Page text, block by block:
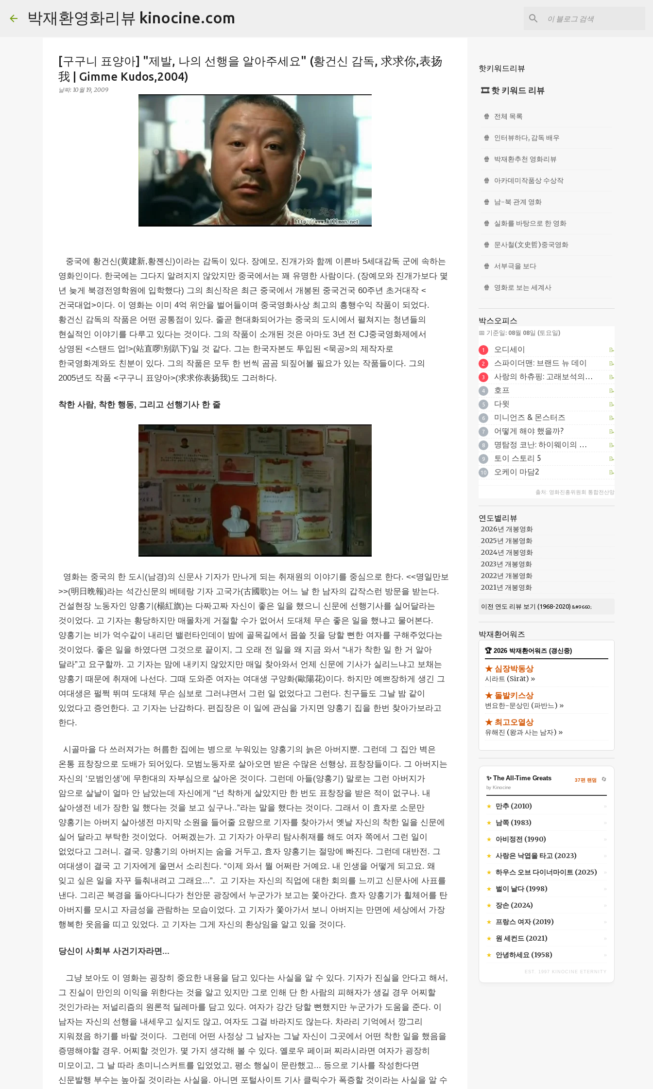
박재환영화리뷰 kinocine.com
[구구니 표양아] "제발, 나의 선행을 알아주세요" (황건신 감독, 求求你,表扬
我 | Gimme Kudos,2004)
날짜: 10월 19, 2009
중국에 황건신(黄建新,황졘신)이라는 감독이 있다. 장예모, 진개가와 함께 이른바 5세대감독 군에 속하는
영화인이다. 한국에는 그다지 알려지지 않았지만 중국에서는 꽤 유명한 사람이다. (장예모와 진개가보다 몇
년 늦게 북경전영학원에 입학했다) 그의 최신작은 최근 중국에서 개봉된 중국건국 60주년 초거대작 <
건국대업>이다. 이 영화는 이미 4억 위안을 벌어들이며 중국영화사상 최고의 흥행수익 작품이 되었다.
황건신 감독의 작품은 어떤 공통점이 있다. 줄곧 현대화되어가는 중국의 도시에서 펼쳐지는 청년들의
현실적인 이야기를 다루고 있다는 것이다. 그의 작품이 소개된 것은 아마도 3년 전 CJ중국영화제에서
상영된 <스탠드 업!>(站直啰!别趴下)일 것 같다. 그는 한국자본도 투입된 <묵공>의 제작자로
한국영화계와도 친분이 있다. 그의 작품은 모두 한 번씩 곰곰 되짚어볼 필요가 있는 작품들이다. 그의
2005년도 작품 <구구니 표양아>(求求你表扬我)도 그러하다.
착한 사람, 착한 행동, 그리고 선행기사 한 줄
영화는 중국의 한 도시(남경)의 신문사 기자가 만나게 되는 취재원의 이야기를 중심으로 한다. <<명일만보
>>(明日晩報)라는 석간신문의 베테랑 기자 고국가(古國歌)는 어느 날 한 남자의 갑작스런 방문을 받는다.
건설현장 노동자인 양홍기(楊紅旗)는 다짜고짜 자신이 좋은 일을 했으니 신문에 선행기사를 실어달라는
것이었다. 고 기자는 황당하지만 매몰차게 거절할 수가 없어서 도대체 무슨 좋은 일을 했냐고 물어본다.
양홍기는 비가 억수같이 내리던 밸런타인데이 밤에 골목길에서 몹쓸 짓을 당할 뻔한 여자를 구해주었다는
것이었다. 좋은 일을 하였다면 그것으로 끝이지, 그 오래 전 일을 왜 지금 와서 “내가 착한 일 한 거 알아
달라”고 요구할까. 고 기자는 맘에 내키지 않았지만 매일 찾아와서 언제 신문에 기사가 실리느냐고 보채는
양홍기 때문에 취재에 나선다. 그때 도와준 여자는 여대생 구양화(歐陽花)이다. 하지만 예쁘장하게 생긴 그
여대생은 펄쩍 뛰며 도대체 무슨 심보로 그러냐면서 그런 일 없었다고 그런다. 친구들도 그날 밤 같이
있었다고 증언한다. 고 기자는 난감하다. 편집장은 이 일에 관심을 가지면 양홍기 집을 한번 찾아가보라고
한다.
시골마을 다 쓰러져가는 허름한 집에는 병으로 누워있는 양홍기의 늙은 아버지뿐. 그런데 그 집안 벽은
온통 표창장으로 도배가 되어있다. 모범노동자로 살아오면 받은 수많은 선행상, 표창장들이다. 그 아버지는
자신의 ‘모범인생’에 무한대의 자부심으로 살아온 것이다. 그런데 아들(양홍기) 말로는 그런 아버지가
암으로 살날이 얼마 안 남았는데 자신에게 “넌 착하게 살았지만 한 번도 표창장을 받은 적이 없구나. 내
살아생전 네가 장한 일 했다는 것을 보고 싶구나..”라는 말을 했다는 것이다. 그래서 이 효자로 소문만
양홍기는 아버지 살아생전 마지막 소원을 들어줄 요량으로 기자를 찾아가서 옛날 자신의 착한 일을 신문에
실어 달라고 부탁한 것이었다. 어쩌겠는가. 고 기자가 아무리 탐사취재를 해도 여자 쪽에서 그런 일이
없었다고 그러니. 결국. 양홍기의 아버지는 숨을 거두고, 효자 양홍기는 절망에 빠진다. 그런데 대반전. 그
여대생이 결국 고 기자에게 울면서 소리친다. “이제 와서 뭘 어쩌란 거예요. 내 인생을 어떻게 되고요. 왜
잊고 싶은 일을 자꾸 들춰내려고 그래요...”. 고 기자는 자신의 직업에 대한 회의를 느끼고 신문사에 사표를
낸다. 그리곤 북경을 돌아다니다가 천안문 광장에서 누군가가 보고는 쫓아간다. 효자 양홍기가 휠체어를 탄
아버지를 모시고 자금성을 관람하는 모습이었다. 고 기자가 쫓아가서 보니 아버지는 만면에 세상에서 가장
행복한 웃음을 띠고 있었다. 고 기자는 그게 자신의 환상임을 알고 있을 것이다.
당신이 사회부 사건기자라면...
그냥 보아도 이 영화는 굉장히 중요한 내용을 담고 있다는 사실을 알 수 있다. 기자가 진실을 안다고 해서,
그 진실이 만인의 이익을 위한다는 것을 알고 있지만 그로 인해 단 한 사람의 피해자가 생길 경우 어찌할
것인가라는 저널리즘의 원론적 딜레마를 담고 있다. 여자가 강간 당할 뻔했지만 누군가가 도움을 준다. 이
남자는 자신의 선행을 내세우고 싶지도 않고, 여자도 그걸 바라지도 않는다. 차라리 기억에서 깡그리
지워졌음 하기를 바랄 것이다. 그런데 어떤 사정상 그 남자는 그날 자신이 그곳에서 어떤 착한 일을 했음을
증명해야할 경우. 어찌할 것인가. 몇 가지 생각해 볼 수 있다. 옐로우 페이퍼 찌라시라면 여자가 굉장히
미모이고, 그 날 따라 초미니스커트를 입었었고, 평소 행실이 문란했고... 등으로 기사를 작성한다면
신문발행 부수는 높아질 것이라는 사실을. 아니면 포털사이트 기사 클릭수가 폭증할 것이라는 사실을 알 수
핫키워드리뷰
🎞 핫 키워드 리뷰
🍿 전체 목록
🍿 인터뷰하다, 감독 배우
🍿 박재환추천 영화리뷰
🍿 아카데미작품상 수상작
🍿 남-북 관계 영화
🍿 실화를 바탕으로 한 영화
🍿 문사철(文史哲)중국영화
🍿 서부극을 보다
🍿 영화로 보는 세계사
박스오피스
📅 기준일: 08월 08일 (토요일)
1 오디세이 📝
2 스파이더맨: 브랜드 뉴 데이 📝
3 사랑의 하츄핑: 고래보석의 전설 📝
4 호프 📝
5 다윗 📝
6 미니언즈 & 몬스터즈 📝
7 어떻게 해야 했을까? 📝
8 명탐정 코난: 하이웨이의 타천사 📝
9 토이 스토리 5 📝
10 오케이 마담2 📝
출처: 영화진흥위원회 통합전산망
연도별리뷰
2026년 개봉영화
2025년 개봉영화
2024년 개봉영화
2023년 개봉영화
2022년 개봉영화
2021년 개봉영화
이전 연도 리뷰 보기 (1968-2020)
박재환어워즈
🏆 2026 박재환어워즈 (갱신중)
★ 심장박동상
시라트 (Sirāt) »
★ 돌발키스상
변요한-문상민 (파반느) »
★ 최고오열상
유해진 (왕과 사는 남자) »
✨ The All-Time Greats
by Kinocine
37편 랜덤 🔄
★ 만추 (2010) »
★ 남쪽 (1983) »
★ 아비정전 (1990) »
★ 사랑은 낙엽을 타고 (2023) »
★ 하우스 오브 다이너마이트 (2025) »
★ 벌이 날다 (1998) »
★ 장손 (2024) »
★ 프랑스 여자 (2019) »
★ 원 세컨드 (2021) »
★ 안녕하세요 (1958) »
EST. 1997 KINOCINE ETERNITY